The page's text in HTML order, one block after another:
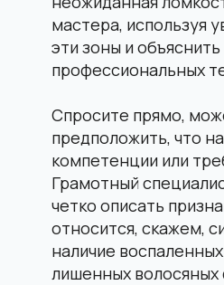
мастера, используя
эти зоны и
профессиональных
Спросите прямо,
предположить, что
компетенции или
Грамотный
четко описать
относится, скажем,
наличие
лишенных волосяных